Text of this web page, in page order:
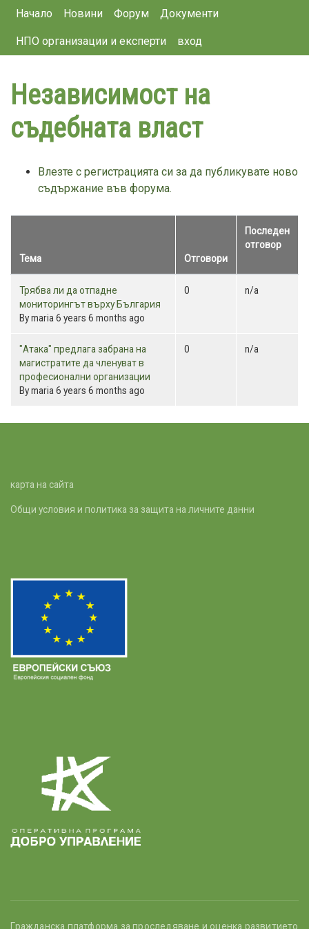
Премини
основното
Main navigation
Начало Новини Форум Документи
НПО организации и експерти вход
Независимост на
съдебната власт
Влезте с регистрацията си за да публикувате ново
съдържание във форума.
Тема Отговори
Последен
отговор
ascending
Normal
topic
Трябва ли да отпадне
мониторингът върху България
Bymaria 6 years 6 months ago
0 n/a
Normal
topic
"Атака" предлага забрана на
магистратите да членуват в
професионални организации
Bymaria 6 years 6 months ago
0 n/a
карта на сайта
Общи условия и политика за защита на личните данни
Гражданска платформа за проследяване и оценка развитието